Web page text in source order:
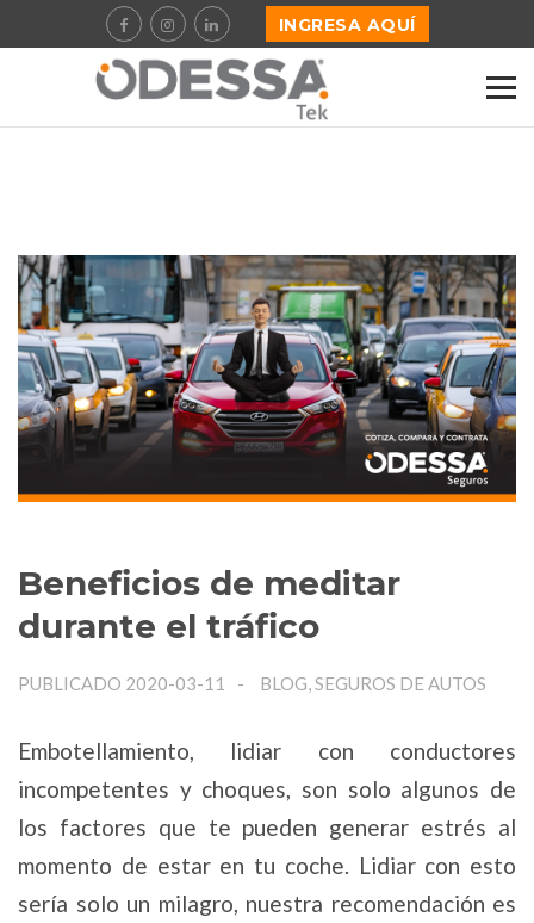
INGRESA AQUÍ
Beneficios de meditar
durante el tráfico
PUBLICADO 2020-03-11 BLOG, SEGUROS DE AUTOS
Embotellamiento, lidiar con conductores
incompetentes y choques, son solo algunos de
los factores que te pueden generar estrés al
momento de estar en tu coche. Lidiar con esto
sería solo un milagro, nuestra recomendación es